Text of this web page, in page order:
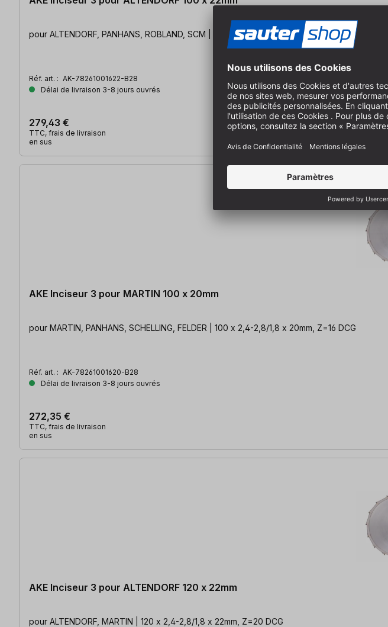
pour ALTENDORF, PANHANS, ROBLAND, SCM | 100 x 2,4-2,8/1,8 x 22mm, Z=16 DCG
Réf. art. : AK-78261001622-B28
Délai de livraison 3-8 jours ouvrés
279,43 €
TTC, frais de livraison
en sus
AKE Inciseur 3 pour MARTIN 100 x 20mm
pour MARTIN, PANHANS, SCHELLING, FELDER | 100 x 2,4-2,8/1,8 x 20mm, Z=16 DCG
Réf. art. : AK-78261001620-B28
Délai de livraison 3-8 jours ouvrés
272,35 €
TTC, frais de livraison
en sus
AKE Inciseur 3 pour ALTENDORF 120 x 22mm
pour ALTENDORF, MARTIN | 120 x 2,4-2,8/1,8 x 22mm, Z=20 DCG